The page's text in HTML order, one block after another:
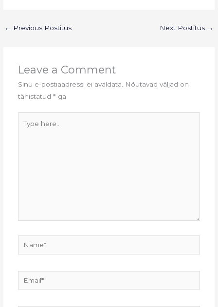
← Previous Postitus Next Postitus →
Leave a Comment
Sinu e-postiaadressi ei avaldata.
Nõutavad väljad on
tähistatud *-ga
here..